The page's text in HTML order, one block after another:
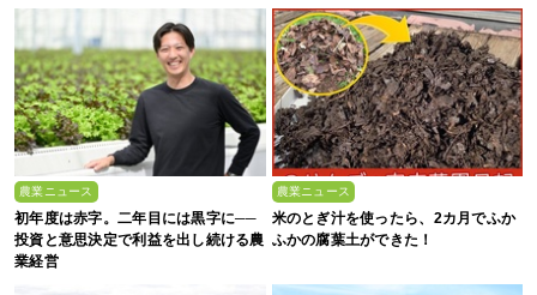
農業ニュース
初年度は赤字。二年目には黒字に──
投資と意思決定で利益を出し続ける農
業経営
農業ニュース
米のとぎ汁を使ったら、2カ月でふか
ふかの腐葉土ができた！